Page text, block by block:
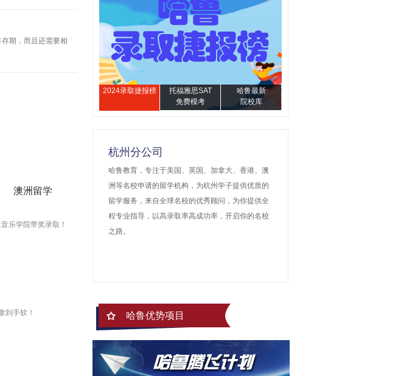
期，而且还需要相
澳洲留学
乐学院带奖录取！
到手软！
2024录取捷报榜
托福雅思SAT
免费模考
哈鲁最新
院校库
杭州分公司
哈鲁教育，专注于美国、英国、加拿大、香港、澳
洲等名校申请的留学机构，为杭州学子提供优质的
留学服务，来自全球名校的优秀顾问，为你提供全
程专业指导，以高录取率高成功率，开启你的名校
之路。
哈鲁优势项目